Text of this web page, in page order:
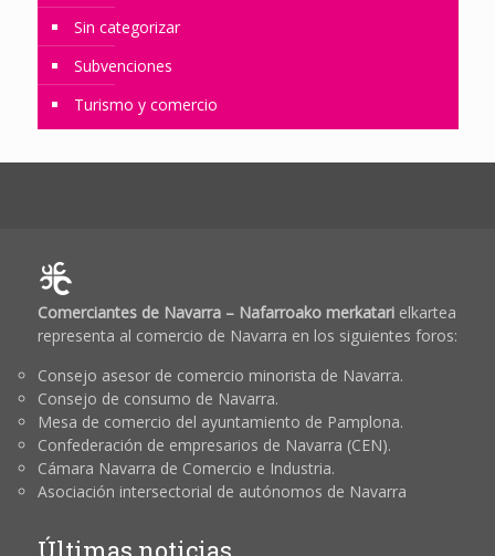
Sin categorizar
Subvenciones
Turismo y comercio
Comerciantes de Navarra – Nafarroako merkatarielkartea
representa al comercio de Navarra en los siguientes foros:
Consejo asesor de comercio minorista de Navarra.
Consejo de consumo de Navarra.
Mesa de comercio del ayuntamiento de Pamplona.
Confederación de empresarios de Navarra (CEN).
Cámara Navarra de Comercio e Industria.
Asociación intersectorial de autónomos de Navarra
Últimas noticias